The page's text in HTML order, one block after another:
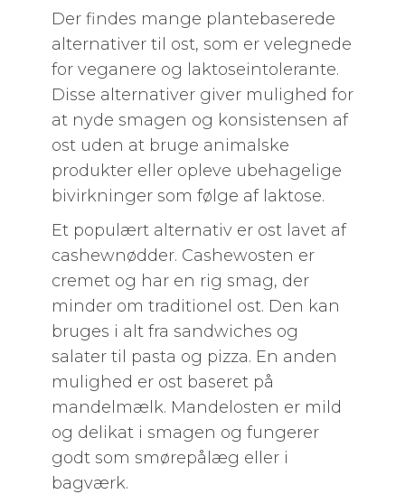
Der findes mange plantebaserede
alternativer til ost, som er velegnede
for veganere og laktoseintolerante.
Disse alternativer giver mulighed for
at nyde smagen og konsistensen af
ost uden at bruge animalske
produkter eller opleve ubehagelige
bivirkninger som følge af laktose.
Et populært alternativ er ost lavet af
cashewnødder. Cashewosten er
cremet og har en rig smag, der
minder om traditionel ost. Den kan
bruges i alt fra sandwiches og
salater til pasta og pizza. En anden
mulighed er ost baseret på
mandelmælk. Mandelosten er mild
og delikat i smagen og fungerer
godt som smørepålæg eller i
bagværk.